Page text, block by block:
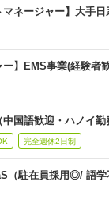
マネージャー】大手
ー】EMS事業(経験者
国語歓迎・ハノイ勤
完全週休2日制
（駐在員採用◎/ 語学